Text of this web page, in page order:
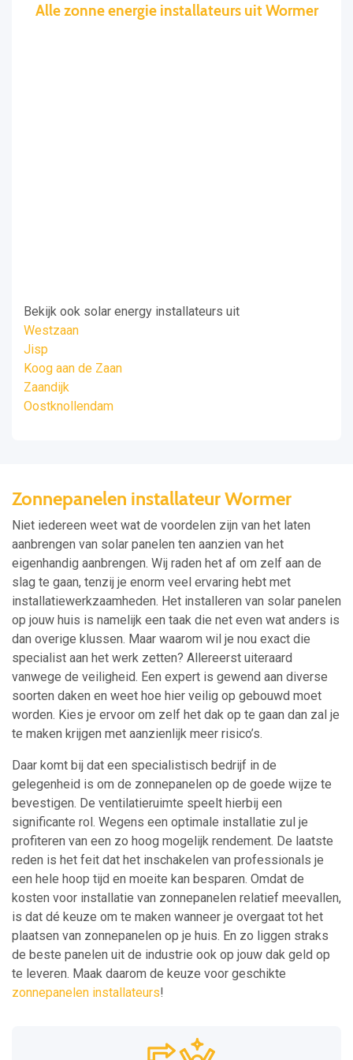
Alle zonne energie installateurs uit Wormer
Bekijk ook solar energy installateurs uit
Westzaan
Jisp
Koog aan de Zaan
Zaandijk
Oostknollendam
Zonnepanelen installateur Wormer
Niet iedereen weet wat de voordelen zijn van het laten
aanbrengen van solar panelen ten aanzien van het
eigenhandig aanbrengen. Wij raden het af om zelf aan de
slag te gaan, tenzij je enorm veel ervaring hebt met
installatiewerkzaamheden. Het installeren van solar panelen
op jouw huis is namelijk een taak die net even wat anders is
dan overige klussen. Maar waarom wil je nou exact die
specialist aan het werk zetten? Allereerst uiteraard
vanwege de veiligheid. Een expert is gewend aan diverse
soorten daken en weet hoe hier veilig op gebouwd moet
worden. Kies je ervoor om zelf het dak op te gaan dan zal je
te maken krijgen met aanzienlijk meer risico’s.
Daar komt bij dat een specialistisch bedrijf in de
gelegenheid is om de zonnepanelen op de goede wijze te
bevestigen. De ventilatieruimte speelt hierbij een
significante rol. Wegens een optimale installatie zul je
profiteren van een zo hoog mogelijk rendement. De laatste
reden is het feit dat het inschakelen van professionals je
een hele hoop tijd en moeite kan besparen. Omdat de
kosten voor installatie van zonnepanelen relatief meevallen,
is dat dé keuze om te maken wanneer je overgaat tot het
plaatsen van zonnepanelen op je huis. En zo liggen straks
de beste panelen uit de industrie ook op jouw dak geld op
te leveren. Maak daarom de keuze voor geschikte
zonnepanelen installateurs!